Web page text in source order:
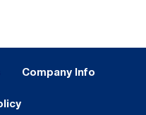
Company Info